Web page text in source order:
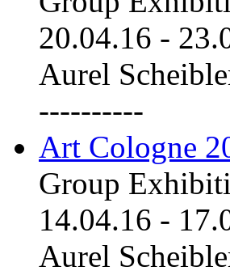
20.04.16 -
Aurel
----------
Art Cologne
Group
14.04.16 -
Aurel